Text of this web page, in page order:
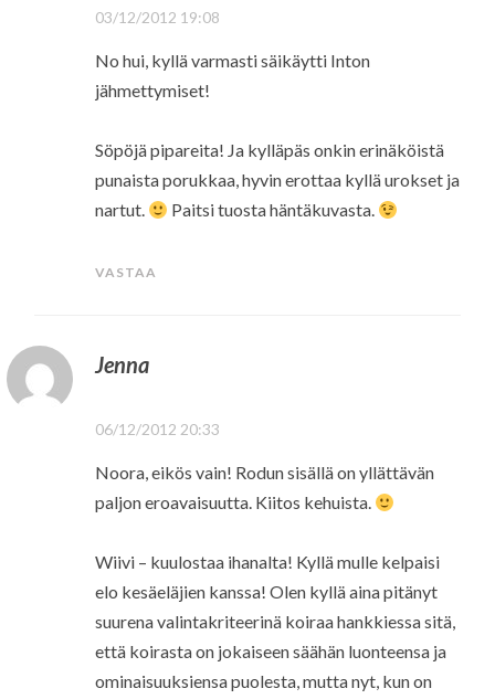
03/12/2012 19:08
No hui, kyllä varmasti säikäytti Inton
jähmettymiset!
Söpöjä pipareita! Ja kylläpäs onkin erinäköistä
punaista porukkaa, hyvin erottaa kyllä urokset ja
nartut.
Paitsi tuosta häntäkuvasta.
VASTAA
Jenna
06/12/2012 20:33
Noora, eikös vain! Rodun sisällä on yllättävän
paljon eroavaisuutta. Kiitos kehuista.
Wiivi – kuulostaa ihanalta! Kyllä mulle kelpaisi
elo kesäeläjien kanssa! Olen kyllä aina pitänyt
suurena valintakriteerinä koiraa hankkiessa sitä,
että koirasta on jokaiseen säähän luonteensa ja
ominaisuuksiensa puolesta, mutta nyt, kun on